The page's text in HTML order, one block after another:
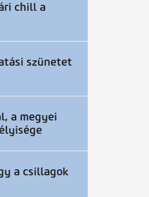
chill a
szünetet
a megyei
a csillagok